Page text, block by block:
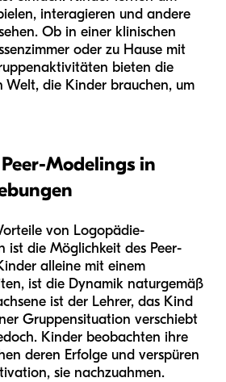
interagieren und andere
Ob in einer klinischen
oder zu Hause mit
bieten die
Welt, die Kinder brauchen, um
Modelings in
von Logopädie-
ist die Möglichkeit des Peer-
alleine mit einem
ist die Dynamik naturgemäß
ist der Lehrer, das Kind
Gruppensituation verschiebt
Kinder beobachten ihre
deren Erfolge und verspüren
sie nachzuahmen.